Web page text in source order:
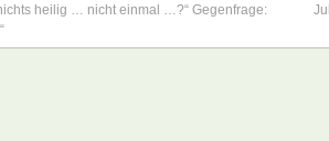
heilig … nicht einmal …?“ Gegenfrage: